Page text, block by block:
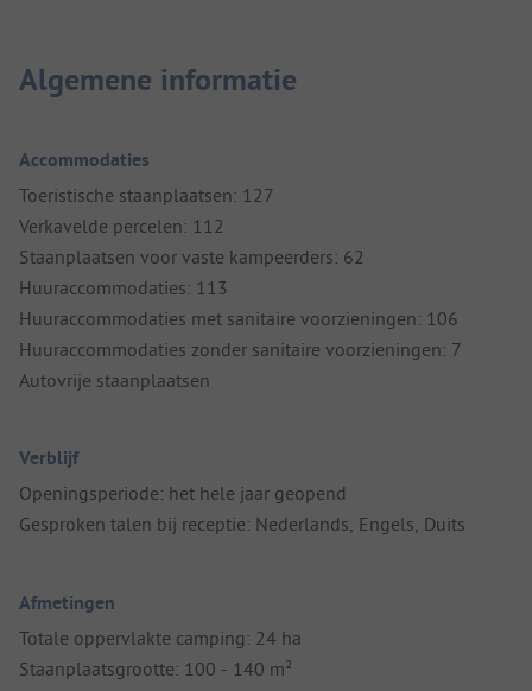
Algemene informatie
Accommodaties
Toeristische staanplaatsen: 127
Verkavelde percelen: 112
Staanplaatsen voor vaste kampeerders: 62
Huuraccommodaties: 113
Huuraccommodaties met sanitaire voorzieningen: 106
Huuraccommodaties zonder sanitaire voorzieningen: 7
Autovrije staanplaatsen
Verblijf
Openingsperiode: het hele jaar geopend
Gesproken talen bij receptie: Nederlands, Engels, Duits
Afmetingen
Totale oppervlakte camping: 24 ha
Staanplaatsgrootte: 100 - 140 m²